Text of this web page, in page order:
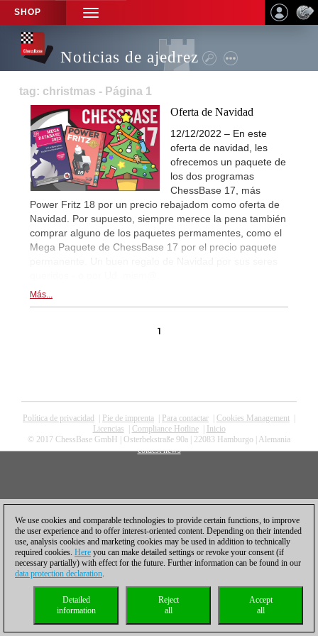
SHOP
TOGGLE
NAVIGATION
Noticias de ajedrez
tag: christmas - Página 1
Oferta de Navidad
12/12/2022 – En este
oferta de navidad, les
ofrecemos un paquete de
los dos programas
ChessBase 17, más
Power Fritz 18 por un precio rebajadom como oferta de
Navidad. Por supuesto, siempre merece la pena también
comprar alguno de los paquetes permamentes, como el
Mega Paquete de ChessBase 17 por el precio paquete
permanente. Un buen regalo de Navidad por sus seres
Más...
1
Política de privacidad Pie de imprenta Para contactar Cookies Management
Licencias
Compliance Hotline|
Inicio
© 2017 ChessBase GmbH | Osterbekstraße 90a | 22083 Hamburgo | Alemania
coldest news
We use cookies and comparable technologies to provide certain functions, to improve
the user experience and to offer interest-oriented content. Depending on their intended
use, analysis cookies and marketing cookies may be used in addition to technically
required cookies. Here you can make detailed settings or revoke your consent (if
necessary partially) with effect for the future. Further information can be found in our
data protection declaration.
Accept
all
Reject
all
Detailed
information